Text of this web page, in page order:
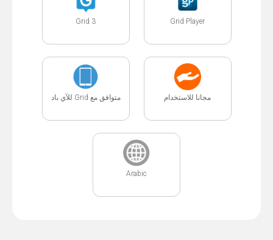
Grid Player
Grid 3
مجانا للاستخدام متوافق مع Grid للآي باد
Arabic